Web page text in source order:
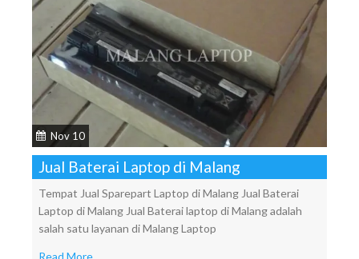
Nov 10
Jual Baterai Laptop di Malang
Tempat Jual Sparepart Laptop di Malang Jual Baterai
Laptop di Malang Jual Baterai laptop di Malang adalah
salah satu layanan di Malang Laptop
Read More